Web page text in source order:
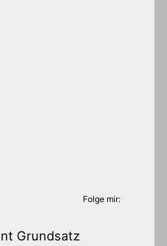
Folge mir:
Grundsatz